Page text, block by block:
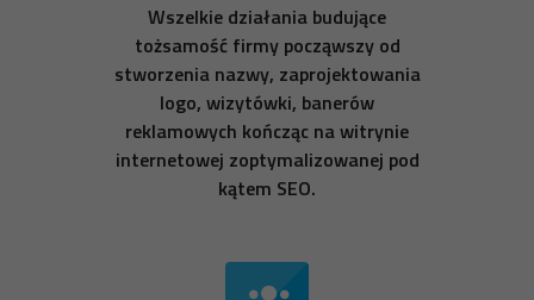
Wszelkie działania budujące
tożsamość firmy począwszy od
stworzenia nazwy, zaprojektowania
logo, wizytówki, banerów
reklamowych kończąc na witrynie
internetowej zoptymalizowanej pod
kątem SEO.